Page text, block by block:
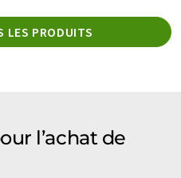
LES PRODUITS
l’achat de